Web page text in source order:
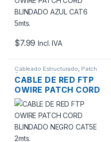
$7.99 Incl. IVA
Cableado Estructurado, Patch
Cord
CABLE DE RED FTP
OWIRE PATCH CORD
BLINDADO NEGRO
CAT5E 2MTS.